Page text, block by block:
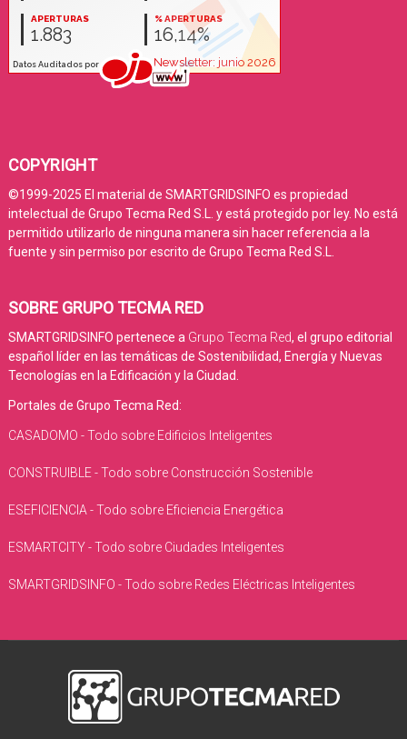
COPYRIGHT
©1999-2025 El material de SMARTGRIDSINFO es propiedad
intelectual de Grupo Tecma Red S.L. y está protegido por ley. No está
permitido utilizarlo de ninguna manera sin hacer referencia a la
fuente y sin permiso por escrito de Grupo Tecma Red S.L.
SOBRE GRUPO TECMA RED
SMARTGRIDSINFO pertenece a Grupo Tecma Red, el grupo editorial
español líder en las temáticas de Sostenibilidad, Energía y Nuevas
Tecnologías en la Edificación y la Ciudad.
Portales de Grupo Tecma Red:
CASADOMO - Todo sobre Edificios Inteligentes
CONSTRUIBLE - Todo sobre Construcción Sostenible
ESEFICIENCIA - Todo sobre Eficiencia Energética
ESMARTCITY - Todo sobre Ciudades Inteligentes
SMARTGRIDSINFO - Todo sobre Redes Eléctricas Inteligentes